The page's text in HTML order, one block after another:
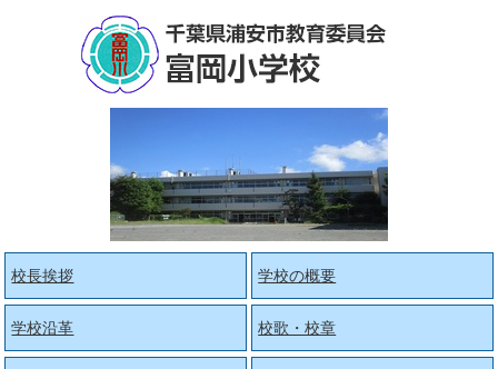
校長挨拶 学校の概要
学校沿革 校歌・校章